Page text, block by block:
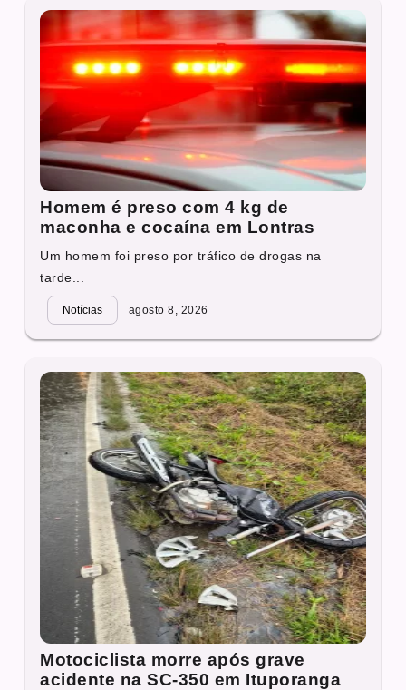
Homem é preso com 4 kg de
maconha e cocaína em Lontras
Um homem foi preso por tráfico de drogas na
tarde...
Notícias agosto 8, 2026
Motociclista morre após grave
acidente na SC-350 em Ituporanga